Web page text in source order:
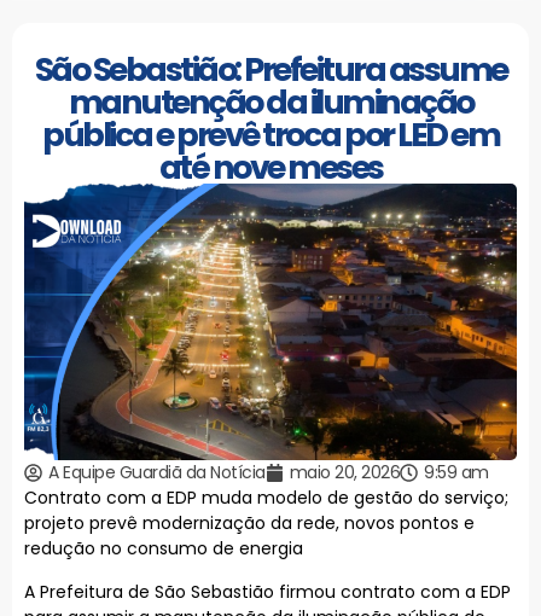
São Sebastião: Prefeitura assume
manutenção da iluminação
pública e prevê troca por LED em
até nove meses
A Equipe Guardiã da Notícia maio 20, 2026
9:59 am
Contrato com a EDP muda modelo de gestão do serviço;
projeto prevê modernização da rede, novos pontos e
redução no consumo de energia
A Prefeitura de São Sebastião firmou contrato com a EDP